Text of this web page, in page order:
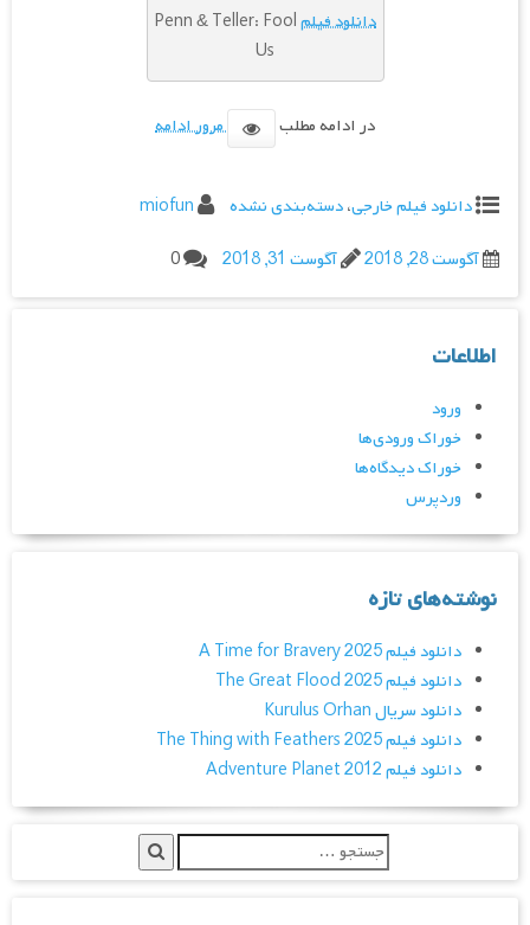
دانلود فیلمPenn & Teller: Fool
Us
در ادامه مطلب مرور ادامه
دانلود فیلم خارجی،دسته‌بندی نشده
miofun
آگوست 28, 2018
آگوست 31, 2018 0
اطلاعات
ورود
خوراک ورودی‌ها
خوراک دیدگاه‌ها
وردپرس
نوشته‌های تازه
دانلود فیلم A Time for Bravery 2025
دانلود فیلم The Great Flood 2025
دانلود سریال Kurulus Orhan
دانلود فیلم The Thing with Feathers 2025
دانلود فیلم Adventure Planet 2012